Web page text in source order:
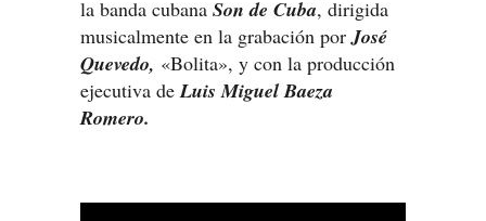
la banda cubana Son de Cuba, dirigida
musicalmente en la grabación porJosé
Quevedo, «Bolita», y con la producción
ejecutiva deLuis Miguel Baeza
Romero.